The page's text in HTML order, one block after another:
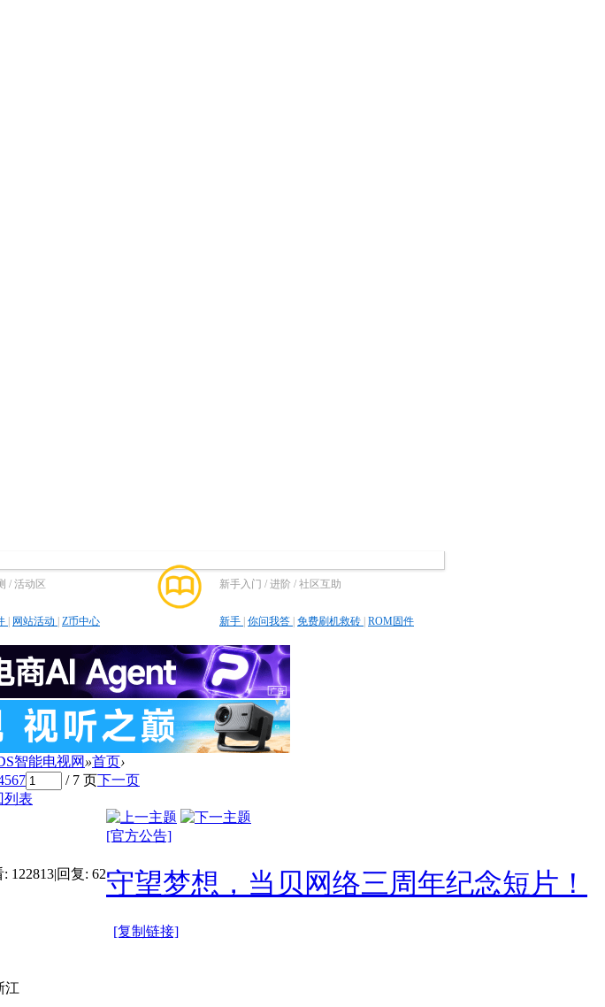
/ 活动区
| 网站活动 | Z币中心
新手入门 / 进阶 / 社区互助
新手 | 你问我答 | 免费刷机救砖 | ROM固件
智能电视网 »首页›
567 / 7 页下一页
列表
: 122813|回复: 62
[官方公告]
守望梦想，当贝网络三周年纪念短片！
[复制链接]
江